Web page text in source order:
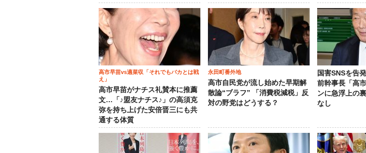
高市早苗vs適菜収「それでもバカとは戦
え」
高市早苗がナチス礼賛本に推薦
文…「♪盟友ナチス♪」の高須克
弥を持ち上げた安倍晋三にも共
通する体質
永田町番外地
高市自民党が流し始めた早期解
散論“ブラフ” 「消費税減税」反
対の野党はどうする？
国害SNSを告
前幹事長「高
ンに急浮上の
なし